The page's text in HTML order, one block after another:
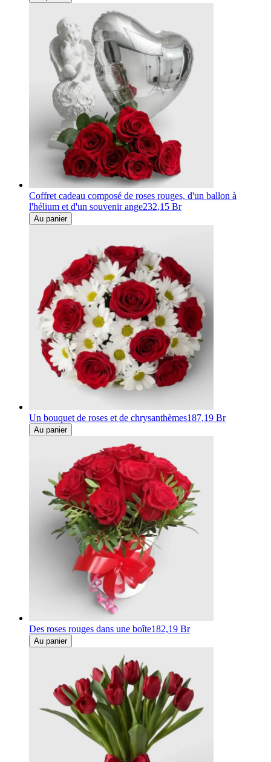
Coffret cadeau composé de roses rouges, d'un ballon à
l'hélium et d'un souvenir ange232,15 Br
Au panier
Un bouquet de roses et de chrysanthèmes187,19 Br
Au panier
Des roses rouges dans une boîte182,19 Br
Au panier